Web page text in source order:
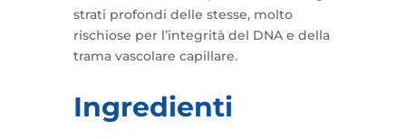
strati profondi delle stesse, molto
rischiose per l’integrità del DNA e della
trama vascolare capillare.
Ingredienti